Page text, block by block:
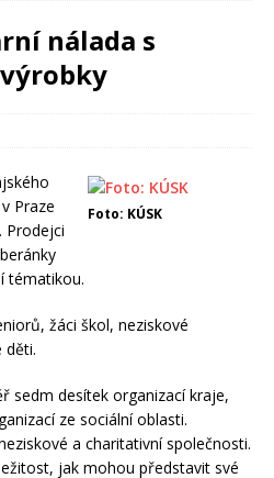
nálada s
Foto: KÚSK
Praze
Prodejci
tématikou.
žáci škol, neziskové
děti.
sedm desítek organizací kraje,
ze sociální oblasti.
a charitativní společnosti.
jak mohou představit své